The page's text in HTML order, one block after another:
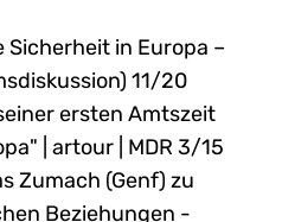
Sicherheit in Europa –
11/20
ersten Amtszeit
| artour | MDR 3/15
Zumach (Genf) zu
Beziehungen -